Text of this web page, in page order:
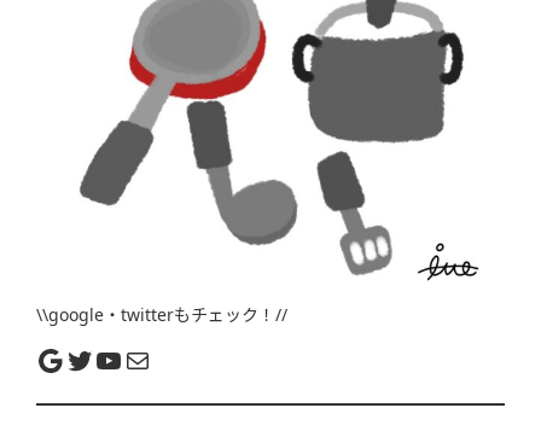
\\google・twitterもチェック！//